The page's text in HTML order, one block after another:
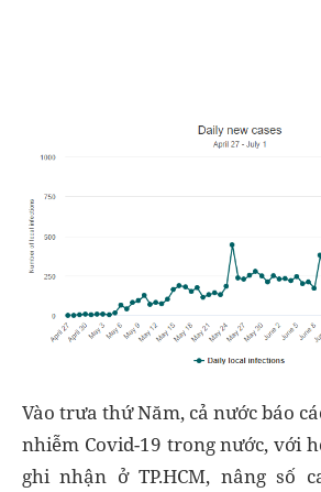
Vào trưa thứ Năm, cả nước báo
nhiễm Covid-19 trong nước, với
ghi nhận ở TP.HCM, nâng số